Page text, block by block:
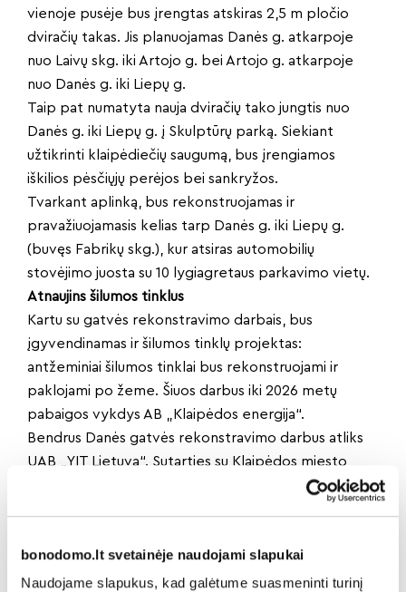
bonodomo.lt svetainėje naudojami slapukai
Naudojame slapukus, kad galėtume suasmeninti turinį
vienoje pusėje bus įrengtas atskiras 2,5 m pločio
dviračių takas. Jis planuojamas Danės g. atkarpoje
nuo Laivų skg. iki Artojo g. bei Artojo g. atkarpoje
nuo Danės g. iki Liepų g.
Taip pat numatyta nauja dviračių tako jungtis nuo
Danės g. iki Liepų g. į Skulptūrų parką. Siekiant
užtikrinti klaipėdiečių saugumą, bus įrengiamos
iškilios pėsčiųjų perėjos bei sankryžos.
Tvarkant aplinką, bus rekonstruojamas ir
pravažiuojamasis kelias tarp Danės g. iki Liepų g.
(buvęs Fabrikų skg.), kur atsiras automobilių
stovėjimo juosta su 10 lygiagretaus parkavimo vietų.
Atnaujins šilumos tinklus
Kartu su gatvės rekonstravimo darbais, bus
įgyvendinamas ir šilumos tinklų projektas:
antžeminiai šilumos tinklai bus rekonstruojami ir
paklojami po žeme. Šiuos darbus iki 2026 metų
pabaigos vykdys AB „Klaipėdos energija“.
Bendrus Danės gatvės rekonstravimo darbus atliks
UAB „YIT Lietuva“. Sutarties su Klaipėdos miesto
savivaldybe vertė siekia beveik 4,8 mln. eurų, o